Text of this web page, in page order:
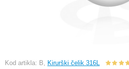
Kod artikla: B, Kirurški čelik 316L